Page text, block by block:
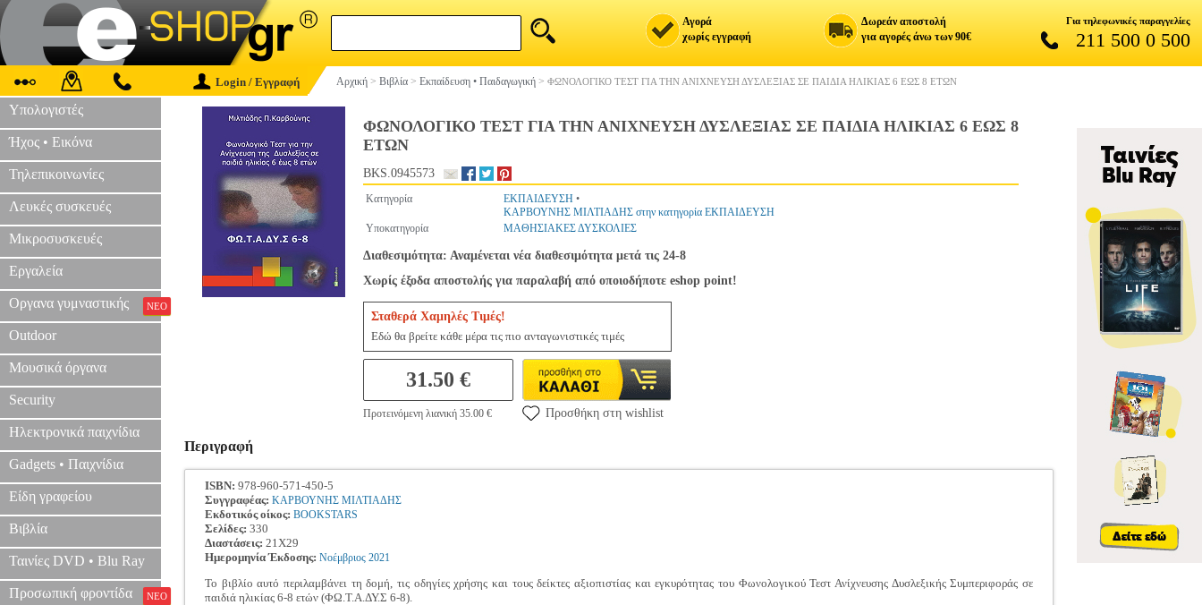
Αγορά
χωρίς εγγραφή
Δωρεάν αποστολή
για αγορές άνω των 90€
Για τηλεφωνικές παραγγελίες
211 500 0 500
Login / Εγγραφή Αρχική > Βιβλία > Εκπαίδευση • Παιδαγωγική > ΦΩΝΟΛΟΓΙΚΟ ΤΕΣΤ ΓΙΑ ΤΗΝ ΑΝΙΧΝΕΥΣΗ ΔΥΣΛΕΞΙΑΣ ΣΕ ΠΑΙΔΙΑ ΗΛΙΚΙΑΣ 6 ΕΩΣ 8 ΕΤΩΝ
Υπολογιστές
Ήχος • Εικόνα
Τηλεπικοινωνίες
Λευκές συσκευές
Μικροσυσκευές
Εργαλεία
Οργανα γυμναστικής ΝΕΟ
Outdoor
Μουσικά όργανα
Security
Ηλεκτρονικά παιχνίδια
Gadgets • Παιχνίδια
Είδη γραφείου
Βιβλία
Ταινίες DVD • Blu Ray
Προσωπική φροντίδα ΝΕΟ
ΦΩΝΟΛΟΓΙΚΟ ΤΕΣΤ ΓΙΑ ΤΗΝ ΑΝΙΧΝΕΥΣΗ ΔΥΣΛΕΞΙΑΣ ΣΕ ΠΑΙΔΙΑ ΗΛΙΚΙΑΣ 6 ΕΩΣ 8
ΕΤΩΝ
BKS.0945573
Κατηγορία ΕΚΠΑΙΔΕΥΣΗ •
ΚΑΡΒΟΥΝΗΣ ΜΙΛΤΙΑΔΗΣ στην κατηγορία ΕΚΠΑΙΔΕΥΣΗ
Υποκατηγορία
ΜΑΘΗΣΙΑΚΕΣ ΔΥΣΚΟΛΙΕΣ
Διαθεσιμότητα: Αναμένεται νέα διαθεσιμότητα μετά τις 24-8
Χωρίς έξοδα αποστολής για παραλαβή από οποιοδήποτε eshop point!
Σταθερά Χαμηλές Τιμές!
Εδώ θα βρείτε κάθε μέρα τις πιο ανταγωνιστικές τιμές
31.50 €
Προτεινόμενη λιανική 35.00 € Προσθήκη στη wishlist
Περιγραφή
ISBN: 978-960-571-450-5
Συγγραφέας: ΚΑΡΒΟΥΝΗΣ ΜΙΛΤΙΑΔΗΣ
Εκδοτικός οίκος: BOOKSTARS
Σελίδες: 330
Διαστάσεις: 21Χ29
Ημερομηνία Έκδοσης: Νοέμβριος 2021
Το βιβλίο αυτό περιλαμβάνει τη δομή, τις οδηγίες χρήσης και τους δείκτες αξιοπιστίας και εγκυρότητας του Φωνολογικού Τεστ Ανίχνευσης Δυσλεξικής Συμπεριφοράς σε
παιδιά ηλικίας 6-8 ετών (ΦΩ.Τ.Α.ΔΥ.Σ 6-8).